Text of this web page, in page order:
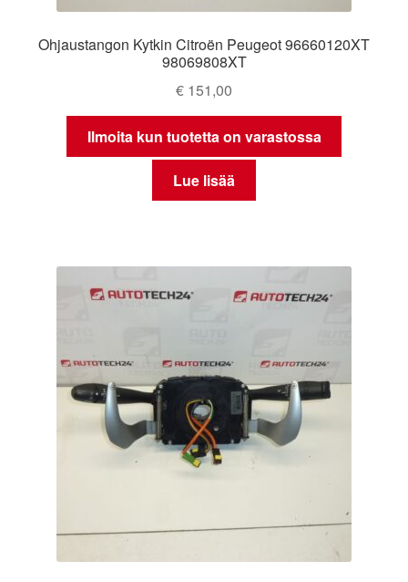
Ohjaustangon Kytkin Citroën Peugeot 96660120XT
98069808XT
€ 151,00
Ilmoita kun tuotetta on varastossa
Lue lisää